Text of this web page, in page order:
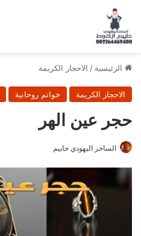
الرئيسية / الاحجار الكريمة
الاحجار الكريمة خواتم روحانية
حجر عين الهر
الساحر اليهودي حاييم